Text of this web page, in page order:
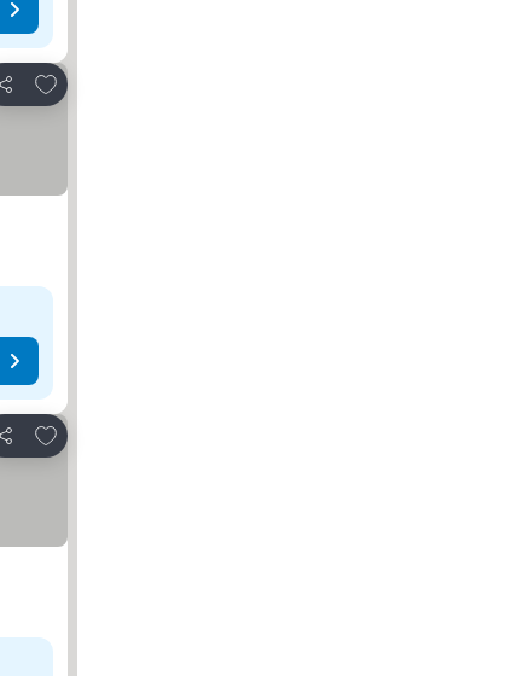
Teilen
Zu Favoriten hinzufügen
Teilen
Zu Favoriten hinzufügen